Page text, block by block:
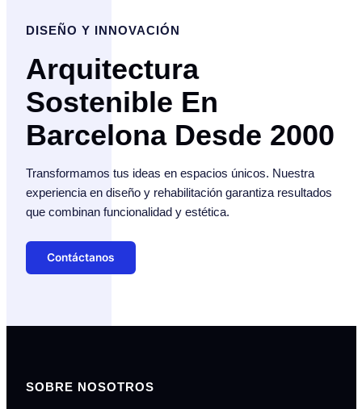
DISEÑO Y INNOVACIÓN
Arquitectura
Sostenible En
Barcelona Desde 2000
Transformamos tus ideas en espacios únicos. Nuestra
experiencia en diseño y rehabilitación garantiza resultados
que combinan funcionalidad y estética.
Contáctanos
SOBRE NOSOTROS